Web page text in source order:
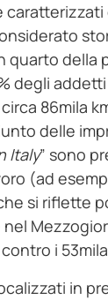
quarto della
degli
86mila
delle
Italy” sono
(ad
si riflette
i
in